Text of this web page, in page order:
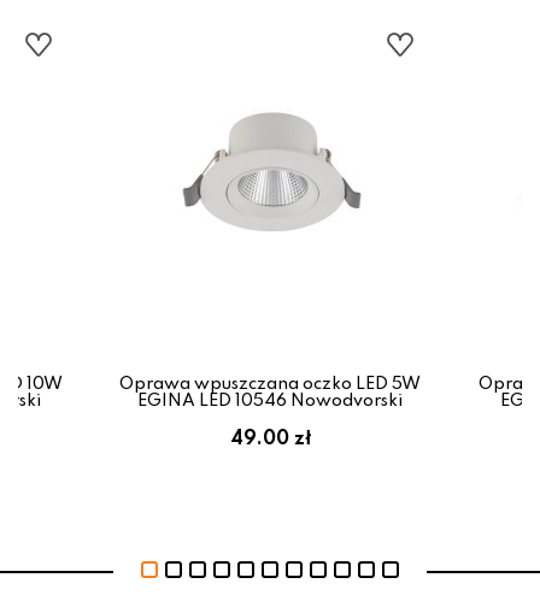
10W
Oprawa wpuszczana oczko LED 5W
EGINA LED 10546 Nowodvorski
49.00 zł